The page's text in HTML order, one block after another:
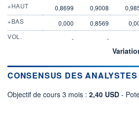
+HAUT
0,8699 0,9008
+BAS
0,000 0,8569
VOL.
- -
CONSENSUS DES
Objectif de cours 3 mois : 2,40 USD -